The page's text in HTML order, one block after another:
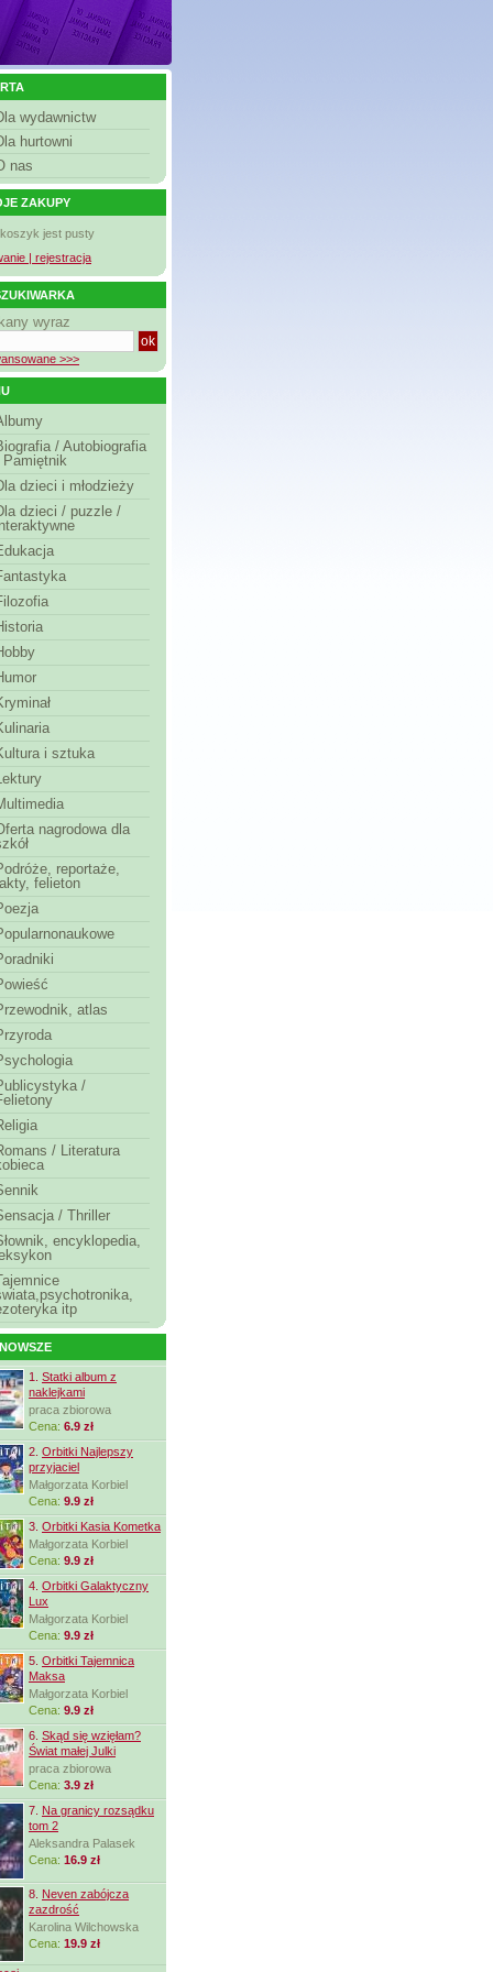
wydawnictw
hurtowni
nas
ZAKUPY
jest pusty
| rejestracja
wyraz
>>>
/ Autobiografia
Pamiętnik
dzieci i młodzieży
dzieci / puzzle /
i sztuka
nagrodowa dla
reportaże,
felieton
atlas
/
/ Literatura
/ Thriller
encyklopedia,
itp
1. Statki album z
naklejkami
praca zbiorowa
Cena: 6.9 zł
2. Orbitki Najlepszy
przyjaciel
Małgorzata Korbiel
Cena: 9.9 zł
3. Orbitki Kasia Kometka
Małgorzata Korbiel
Cena: 9.9 zł
4. Orbitki Galaktyczny
Lux
Małgorzata Korbiel
Cena: 9.9 zł
5. Orbitki Tajemnica
Maksa
Małgorzata Korbiel
Cena: 9.9 zł
6. Skąd się wzięłam?
Świat małej Julki
praca zbiorowa
Cena: 3.9 zł
7. Na granicy rozsądku
tom 2
Aleksandra Palasek
Cena: 16.9 zł
8. Neven zabójcza
zazdrość
Karolina Wilchowska
Cena: 19.9 zł